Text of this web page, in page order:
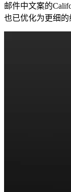
邮件中文案的
也已优化为更细的